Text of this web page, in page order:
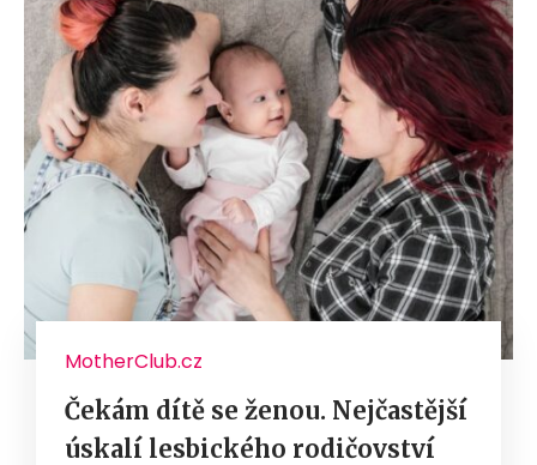
MotherClub.cz
Čekám dítě se ženou. Nejčastější
úskalí lesbického rodičovství